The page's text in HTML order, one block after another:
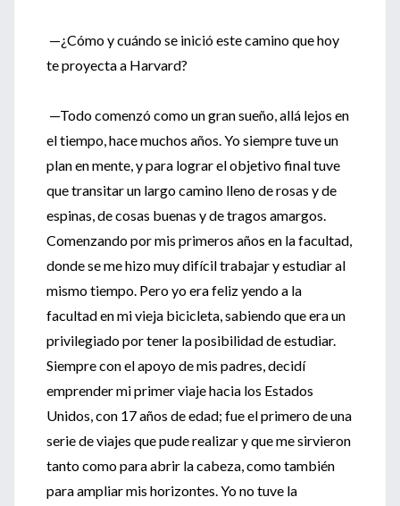
—¿Cómo y cuándo se inició este camino que hoy
te proyecta a Harvard?
—Todo comenzó como un gran sueño, allá lejos en
el tiempo, hace muchos años. Yo siempre tuve un
plan en mente, y para lograr el objetivo final tuve
que transitar un largo camino lleno de rosas y de
espinas, de cosas buenas y de tragos amargos.
Comenzando por mis primeros años en la facultad,
donde se me hizo muy difícil trabajar y estudiar al
mismo tiempo. Pero yo era feliz yendo a la
facultad en mi vieja bicicleta, sabiendo que era un
privilegiado por tener la posibilidad de estudiar.
Siempre con el apoyo de mis padres, decidí
emprender mi primer viaje hacia los Estados
Unidos, con 17 años de edad; fue el primero de una
serie de viajes que pude realizar y que me sirvieron
tanto como para abrir la cabeza, como también
para ampliar mis horizontes. Yo no tuve la